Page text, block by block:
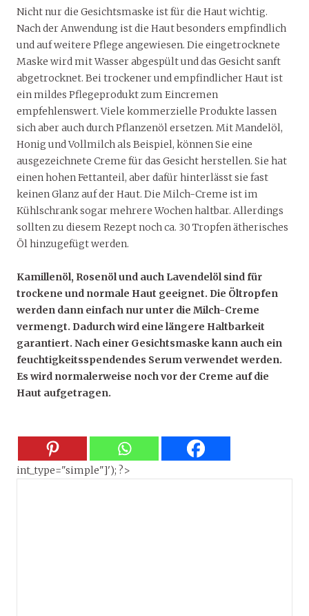
Nicht nur die Gesichtsmaske ist für die Haut wichtig.
Nach der Anwendung ist die Haut besonders empfindlich
und auf weitere Pflege angewiesen. Die eingetrocknete
Maske wird mit Wasser abgespült und das Gesicht sanft
abgetrocknet. Bei trockener und empfindlicher Haut ist
ein mildes Pflegeprodukt zum Eincremen
empfehlenswert. Viele kommerzielle Produkte lassen
sich aber auch durch Pflanzenöl ersetzen. Mit Mandelöl,
Honig und Vollmilch als Beispiel, können Sie eine
ausgezeichnete Creme für das Gesicht herstellen. Sie hat
einen hohen Fettanteil, aber dafür hinterlässt sie fast
keinen Glanz auf der Haut. Die Milch-Creme ist im
Kühlschrank sogar mehrere Wochen haltbar. Allerdings
sollten zu diesem Rezept noch ca. 30 Tropfen ätherisches
Öl hinzugefügt werden.
Kamillenöl, Rosenöl und auch Lavendelöl sind für
trockene und normale Haut geeignet. Die Öltropfen
werden dann einfach nur unter die Milch-Creme
vermengt. Dadurch wird eine längere Haltbarkeit
garantiert. Nach einer Gesichtsmaske kann auch ein
feuchtigkeitsspendendes Serum verwendet werden.
Es wird normalerweise noch vor der Creme auf die
Haut aufgetragen.
int_type="simple"]'); ?>